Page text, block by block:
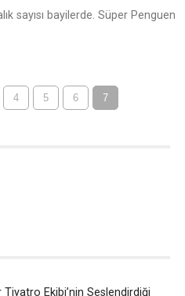
sayısı bayilerde. Süper Penguen
4 5 6 7
Ekibi’nin Seslendirdiği